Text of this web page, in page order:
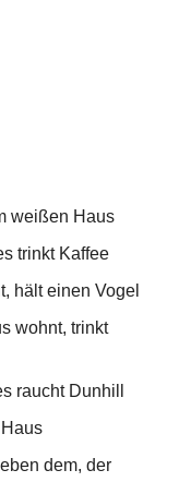
weißen Haus
trinkt Kaffee
hält einen Vogel
wohnt, trinkt
raucht Dunhill
dem, der